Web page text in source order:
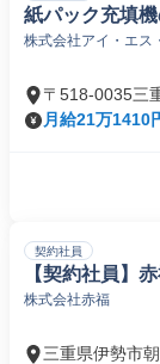
紙パック充填
株式会社アイ・エス
〒518-0035三
月給21万1410
契約社員
【契約社員】
株式会社赤福
三重県伊勢市